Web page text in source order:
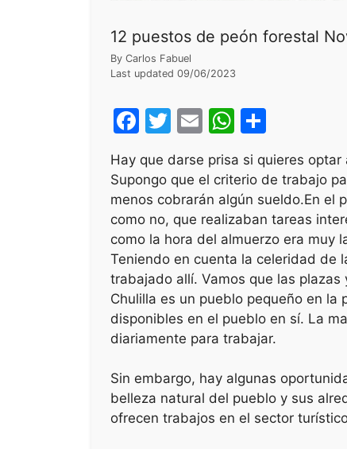
12 puestos de peón forestal
By Carlos Fabuel
Last updated 09/06/2023
F
c
e
b
o
o
k
T
w
itt
er
E
m
ai
l
W
at
s
A
p
p
S
h
ar
e
Hay que darse prisa si quieres
Supongo que el criterio de trabajo
menos cobrarán algún sueldo.En el
como no, que realizaban tareas
como la hora del almuerzo era muy
Teniendo en cuenta la celeridad de
trabajado allí. Vamos que las
Chulilla es un pueblo pequeño en
disponibles en el pueblo en sí. La
diariamente para trabajar.
Sin embargo, hay algunas
belleza natural del pueblo y sus
ofrecen trabajos en el sector